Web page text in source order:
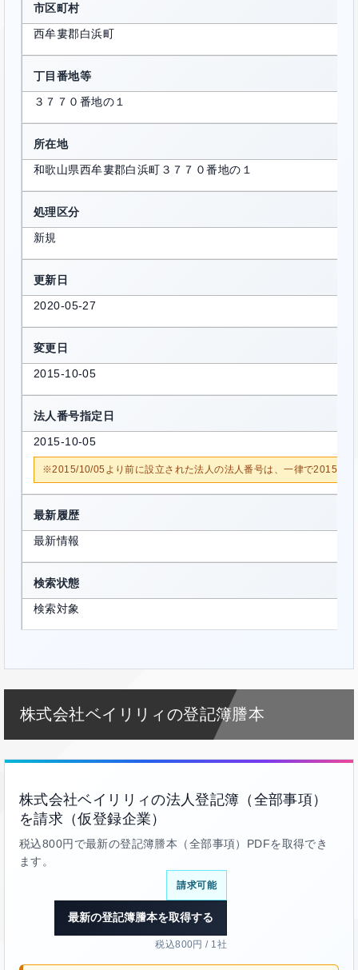
市区町村
西牟婁郡白浜町
丁目番地等
３７７０番地の１
所在地
和歌山県西牟婁郡白浜町３７７０番地の１
処理区分
新規
更新日
2020-05-27
変更日
2015-10-05
法人番号指定日
2015-10-05
※2015/10/05より前に設立された法人の法人番号は、一律で2015/10/
最新履歴
最新情報
検索状態
検索対象
株式会社ベイリリィの登記簿謄本
株式会社ベイリリィの法人登記簿（全部事項）
を請求（仮登録企業）
税込800円で最新の登記簿謄本（全部事項）PDFを取得でき
ます。
請求可能
最新の登記簿謄本を取得する
税込800円 / 1社